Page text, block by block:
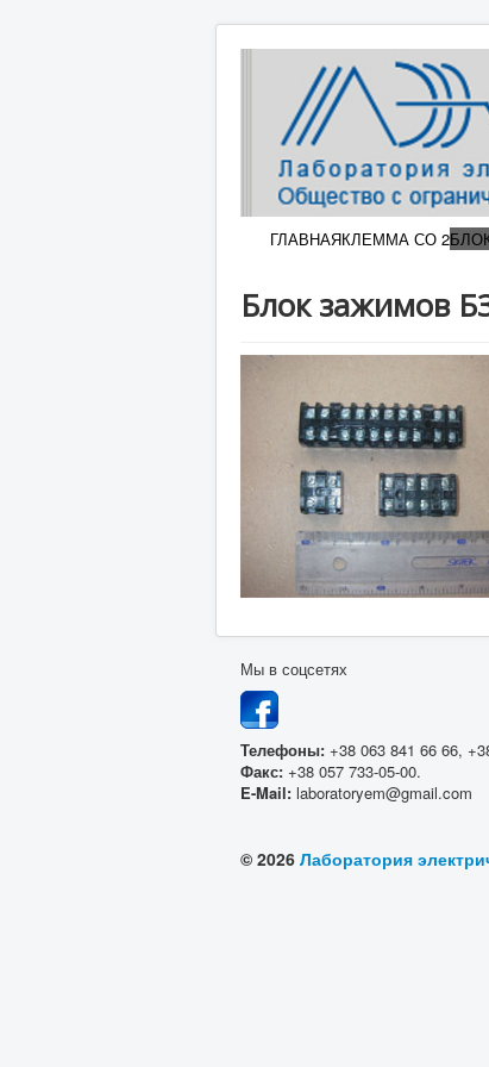
ГЛАВНАЯКЛЕММА СО 2
Блок зажимов
Мы в соцсетях
Телефоны: +38 063 841 66 66,
Факс: +38 057 733-05-00.
E-Mail: laboratoryem@gmail.com
© 2026 Лаборатория